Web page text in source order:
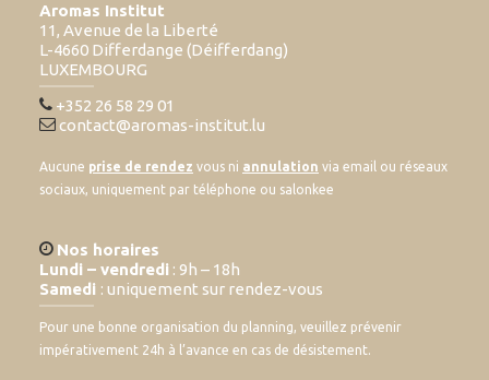
Aromas Institut
11, Avenue de la Liberté
L-4660 Differdange (Déifferdang)
LUXEMBOURG
+352 26 58 29 01
contact@aromas-institut.lu
Aucune prise de rendez vous ni annulation via email ou réseaux
sociaux, uniquement par téléphone ou salonkee
Nos horaires
Lundi – vendredi : 9h – 18h
Samedi : uniquement sur rendez-vous
Pour une bonne organisation du planning, veuillez prévenir
impérativement 24h à l’avance en cas de désistement.